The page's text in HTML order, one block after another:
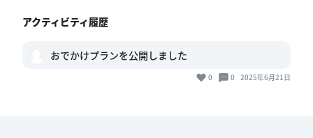
アクティビティ履歴
おでかけプランを公開しました
0 0 2025年6月21日